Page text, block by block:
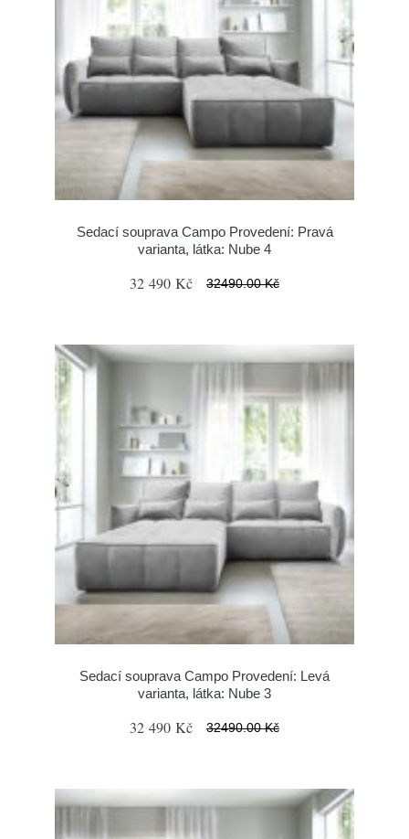
Sedací souprava Campo Provedení: Pravá
varianta, látka: Nube 4
32 490 Kč 32490.00 Kč
Sedací souprava Campo Provedení: Levá
varianta, látka: Nube 3
32 490 Kč 32490.00 Kč